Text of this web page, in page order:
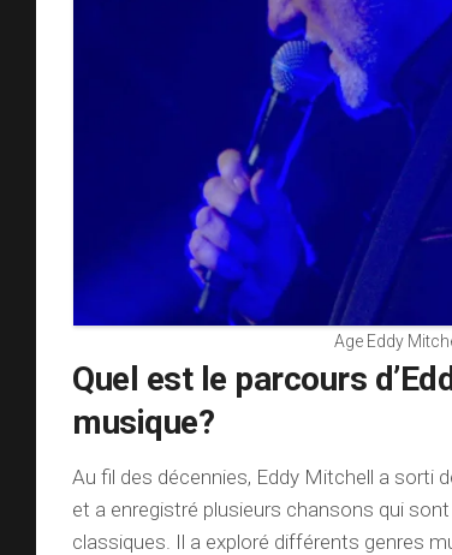
Age Eddy
Quel est le parcours
musique?
Au fil des décennies, Eddy Mitchell a sorti
et a enregistré plusieurs chansons qui
classiques. Il a exploré différents genres